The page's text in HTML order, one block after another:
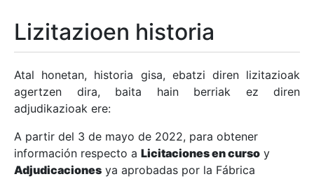
Erakutsi/Ezkutatu
Erakutsi/Ezkutatu
Erakutsi/Ezkutatu
Lizitazioen historia
Atal honetan, historia gisa, ebatzi diren lizitazioak
agertzen dira, baita hain berriak ez diren
adjudikazioak ere:
A partir del 3 de mayo de 2022, para obtener
información respecto a Licitaciones en curso y
Adjudicaciones ya aprobadas por la Fábrica